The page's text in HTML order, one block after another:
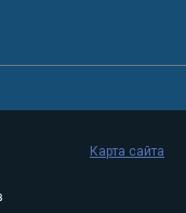
Карта сайта